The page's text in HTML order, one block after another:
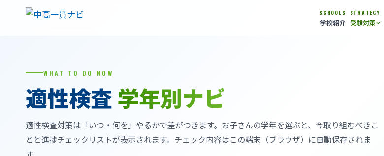
SCHOOLS
学校紹介
STRATEGY
受験対策
WHAT TO DO NOW
適性検査 学年別ナビ
適性検査対策は「いつ・何を」やるかで差がつきます。お子さんの学年を選ぶと、今取り組むべきこ
とと進捗チェックリストが表示されます。チェック内容はこの端末（ブラウザ）に自動保存されま